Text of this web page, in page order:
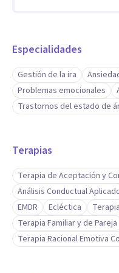
Terapia con adultos:
ansiedad, dificultad en la
situaciones, etc.
Terapia de Pareja:
fortalecimiento del
EMDR : abordaje y
Terapia adolescentes:
Especialidades
Gestión de la ira
Problemas emocionales
Trastornos del estado de
Terapias
Terapia de Aceptación y
Análisis Conductual
EMDR
Ecléctica
Terapia Familiar y de Pareja
Terapia Racional Emotiva